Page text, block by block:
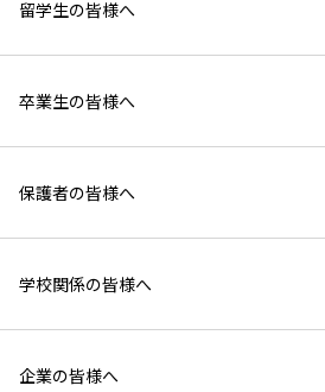
留学生の皆様へ
卒業生の皆様へ
保護者の皆様へ
学校関係の皆様へ
企業の皆様へ